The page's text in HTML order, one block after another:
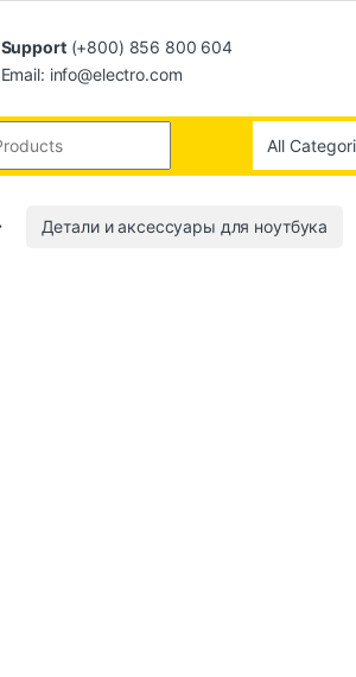
Support(+800) 856 800 604
Email: info@electro.com
Детали и аксессуары для ноутбука